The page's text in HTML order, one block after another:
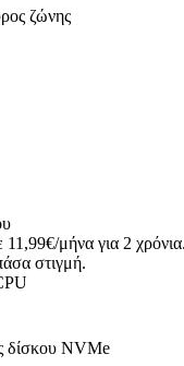
ζώνης
11,99€/μήνα για 2 χρόνια.
στιγμή.
δίσκου NVMe